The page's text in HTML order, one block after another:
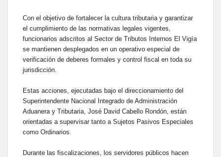
Con el objetivo de fortalecer la cultura tributaria y garantizar
el cumplimiento de las normativas legales vigentes,
funcionarios adscritos al Sector de Tributos Internos El Vigía
se mantienen desplegados en un operativo especial de
verificación de deberes formales y control fiscal en toda su
jurisdicción.
​Estas acciones, ejecutadas bajo el direccionamiento del
Superintendente Nacional Integrado de Administración
Aduanera y Tributaria, José David Cabello Rondón, están
orientadas a supervisar tanto a Sujetos Pasivos Especiales
como Ordinarios.
​Durante las fiscalizaciones, los servidores públicos hacen